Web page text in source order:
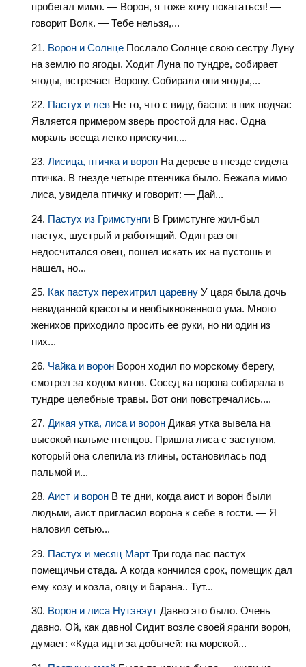
пробегал мимо. — Ворон, я тоже хочу покататься! —
говорит Волк. — Тебе нельзя,...
Ворон и Солнце Послало Солнце свою сестру Луну
на землю по ягоды. Ходит Луна по тундре, собирает
ягоды, встречает Ворону. Собирали они ягоды,...
Пастух и лев Не то, что с виду, басни: в них подчас
Является примером зверь простой для нас. Одна
мораль всеща легко прискучит,...
Лисица, птичка и ворон На дереве в гнезде сидела
птичка. В гнезде четыре птенчика было. Бежала мимо
лиса, увидела птичку и говорит: — Дай...
Пастух из Гримстунги В Гримстунге жил-был
пастух, шустрый и работящий. Один раз он
недосчитался овец, пошел искать их на пустошь и
нашел, но...
Как пастух перехитрил царевну У царя была дочь
невиданной красоты и необыкновенного ума. Много
женихов приходило просить ее руки, но ни один из
них...
Чайка и ворон Ворон ходил по морскому берегу,
смотрел за ходом китов. Сосед ка ворона собирала в
тундре целебные травы. Вот они повстречались....
Дикая утка, лиса и ворон Дикая утка вывела на
высокой пальме птенцов. Пришла лиса с заступом,
который она слепила из глины, остановилась под
пальмой и...
Аист и ворон В те дни, когда аист и ворон были
людьми, аист пригласил ворона к себе в гости. — Я
наловил сетью...
Пастух и месяц Март Три года пас пастух
помещичьи стада. А когда кончился срок, помещик дал
ему козу и козла, овцу и барана.. Тут...
Ворон и лиса Нутэнэут Давно это было. Очень
давно. Ой, как давно! Сидит возле своей яранги ворон,
думает: «Куда идти за добычей: на морской...